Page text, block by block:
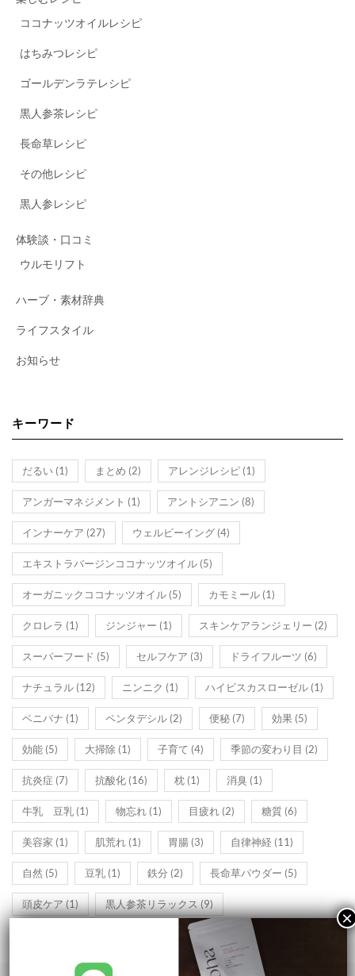
ココナッツオイルレシピ
はちみつレシピ
ゴールデンラテレシピ
黒人参茶レシピ
長命草レシピ
その他レシピ
黒人参レシピ
体験談・口コミ
ウルモリフト
ハーブ・素材辞典
ライフスタイル
お知らせ
キーワード
だるい (1) まとめ (2) アレンジレシピ (1)
アンガーマネジメント (1) アントシアニン (8)
インナーケア (27) ウェルビーイング (4)
エキストラバージンココナッツオイル (5)
オーガニックココナッツオイル (5) カモミール (1)
クロレラ (1) ジンジャー (1) スキンケアランジェリー (2)
スーパーフード (5) セルフケア (3) ドライフルーツ (6)
ナチュラル (12) ニンニク (1) ハイビスカスローゼル (1)
ベニバナ (1) ペンタデシル (2) 便秘 (7) 効果 (5)
効能 (5) 大掃除 (1) 子育て (4) 季節の変わり目 (2)
抗炎症 (7) 抗酸化 (16) 枕 (1) 消臭 (1)
牛乳 豆乳 (1) 物忘れ (1) 目疲れ (2) 糖質 (6)
美容家 (1) 肌荒れ (1) 胃腸 (3) 自律神経 (11)
自然 (5) 豆乳 (1) 鉄分 (2) 長命草パウダー (5)
頭皮ケア(1) 黒人参茶リラックス(9)